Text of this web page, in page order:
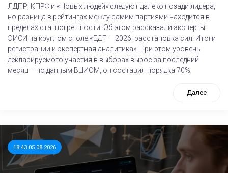
ЛДПР, КПРФ и «Новых людей» следуют далеко позади лидера,
но разница в рейтингах между самим партиями находится в
пределах статпогрешности. Об этом рассказали эксперты
ЭИСИ на круглом столе «ЕДГ — 2026: расстановка сил. Итоги
регистрации и экспертная аналитика». При этом уровень
декларируемого участия в выборах вырос за последний
месяц – по данным ВЦИОМ, он составил порядка 70%
Далее
18:43 05.08.2026